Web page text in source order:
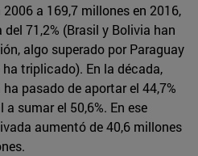
a 169,7 millones en 2016,
71,2% (Brasil y Bolivia han
algo superado por Paraguay
triplicado). En la década,
pasado de aportar el 44,7%
sumar el 50,6%. En ese
aumentó de 40,6 millones